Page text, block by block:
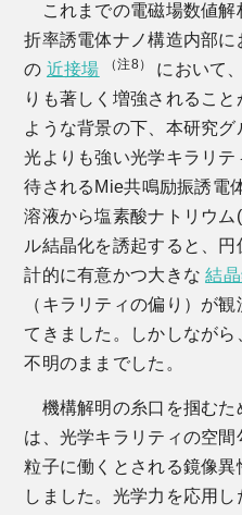
これまでの電磁場数値解
折率誘電体ナノ構造内部
の 近接場 （注8）
において
りも著しく増強されるこ
ような背景の下、本研究
光よりも強い光学キラリ
待されるMie共鳴励振誘電
溶液から塩素酸ナトリウム
ル結晶化を誘起すると、
計的に有意かつ大きな結
（キラリティの偏り）が
てきました。しかしなが
不明のままでした。
機構解明の糸口を掴むた
は、光学キラリティの空
粒子に働くとされる鏡像異
しました。光学力を応用